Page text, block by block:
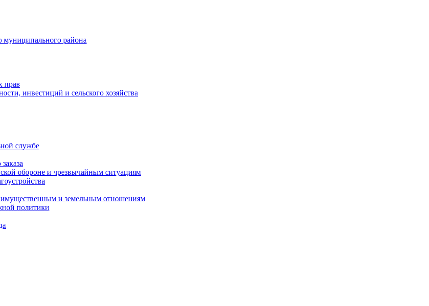
района
прав
инвестиций и сельского хозяйства
службе
обороне и чрезвычайным ситуациям
имущественным и земельным отношениям
политики